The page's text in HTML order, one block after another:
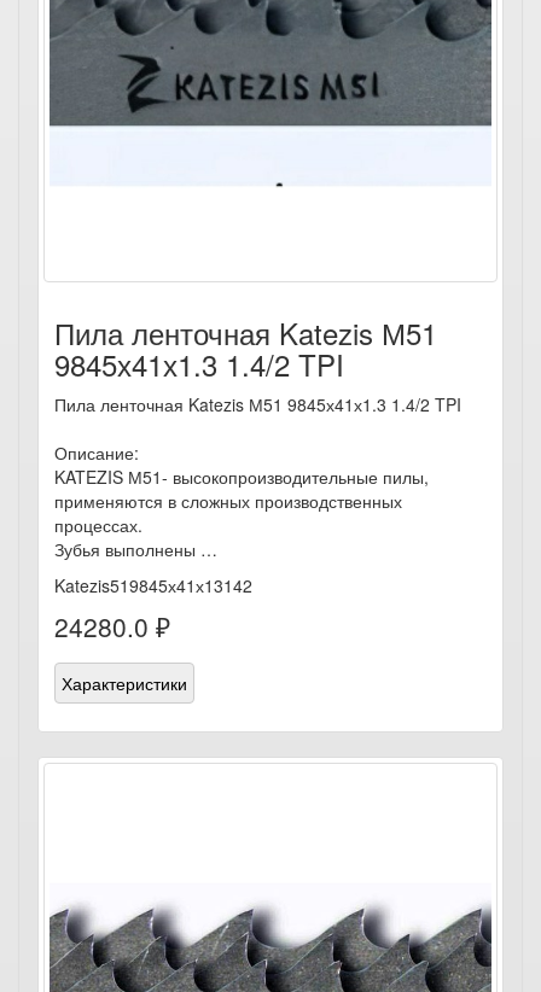
Пила ленточная Katezis М51
9845х41х1.3 1.4/2 TPI
Пила ленточная Katezis М51 9845х41х1.3 1.4/2 TPI
Описание:
KATEZIS М51- высокопроизводительные пилы,
применяются в сложных производственных
процессах.
Зубья выполнены …
Katezis519845х41х13142
24280.0 ₽
Характеристики